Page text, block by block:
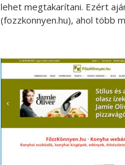
lehet megtakarítani. Ezért
(fozzkonnyen.hu), ahol több